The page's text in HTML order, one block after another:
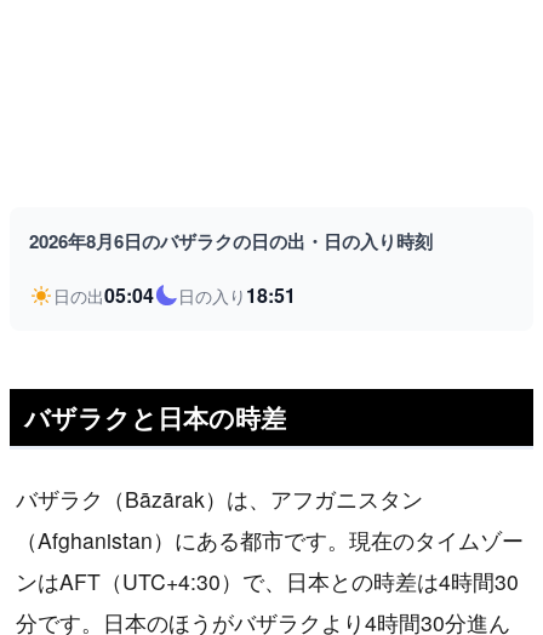
2026年8月6日のバザラクの日の出・日の入り時刻
日の出05:04 日の入り 18:51
バザラクと日本の時差
バザラク（Bāzārak）は、アフガニスタン
（Afghanistan）にある都市です。現在のタイムゾー
ンはAFT（UTC+4:30）で、日本との時差は4時間30
分です。日本のほうがバザラクより4時間30分進ん